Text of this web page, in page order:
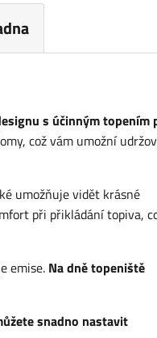
s účinným topením
což vám umožní
umožňuje vidět krásné
při přikládání topiva,
emise. Na dně topeniště
snadno nastavit